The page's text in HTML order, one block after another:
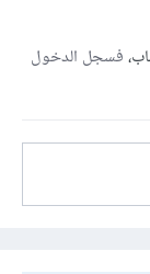
فسجل الدخول